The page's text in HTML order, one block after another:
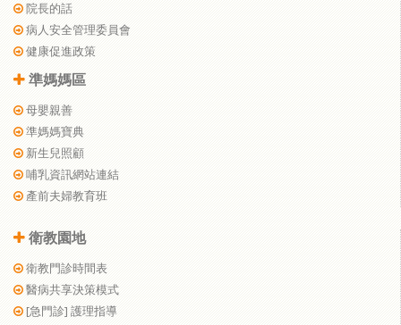
院長的話
病人安全管理委員會
健康促進政策
準媽媽區
母嬰親善
準媽媽寶典
新生兒照顧
哺乳資訊網站連結
產前夫婦教育班
衛教園地
衛教門診時間表
醫病共享決策模式
[急門診] 護理指導